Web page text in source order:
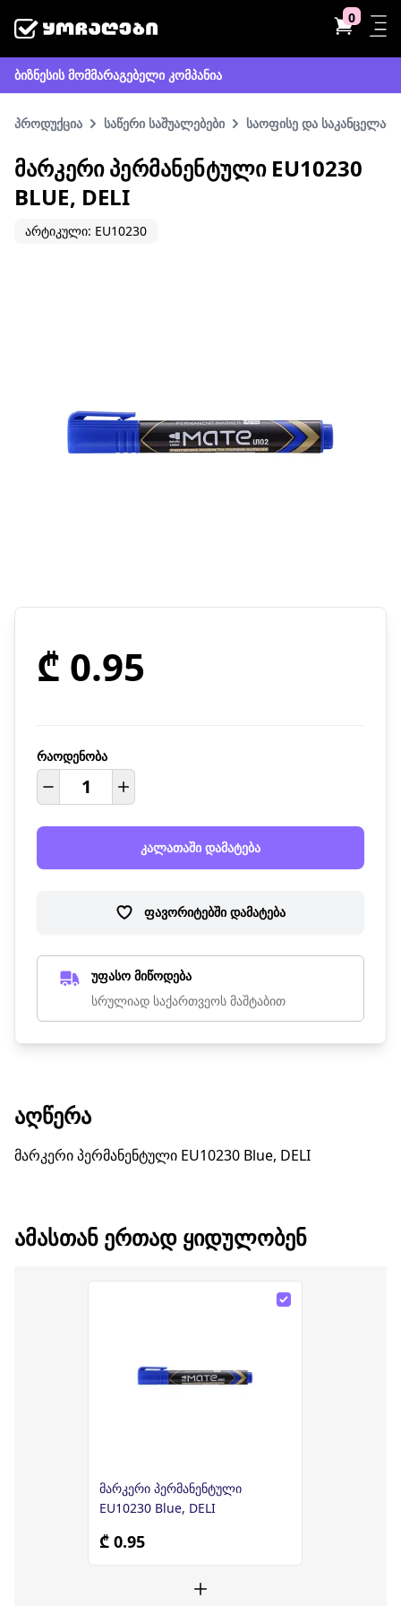
0
ბიზნესის მომმარაგებელი კომპანია
პროდუქცია საწერი საშუალებები საოფისე და
ᲛᲐᲠᲙᲔᲠᲘ ᲞᲔᲠᲛᲐᲜᲔᲜᲢᲣᲚᲘ EU10230
BLUE, DELI
არტიკული: EU10230
₾ 0.95
რაოდენობა
კალათაში დამატება
ფავორიტებში დამატება
უფასო მიწოდება
სრულიად საქართვეოს მაშტაბით
ᲐᲦᲬᲔᲠᲐ
მარკერი პერმანენტული EU10230 Blue, DELI
ᲐᲛᲐᲡᲗᲐᲜ ᲔᲠᲗᲐᲓ ᲧᲘᲓᲣᲚᲝᲑᲔᲜ
მარკერი პერმანენტული
EU10230 Blue, DELI
₾ 0.95